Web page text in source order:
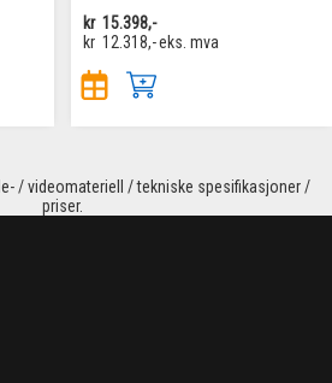
kr 15.398,-
kr 12.318,-eks. mva
/ videomateriell / tekniske spesifikasjoner /
priser.